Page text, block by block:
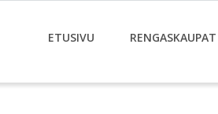
ETUSIVU RENGASKAUPAT